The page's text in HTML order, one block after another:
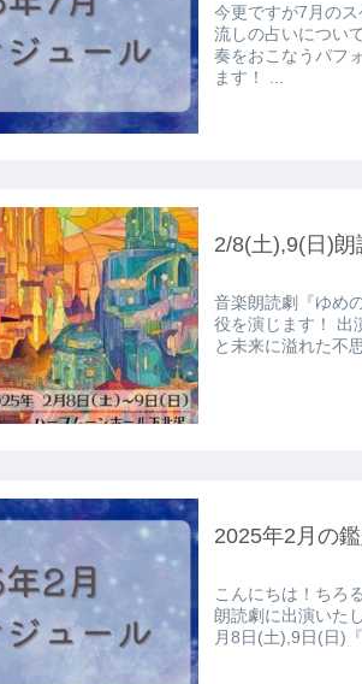
今更ですが7月のスケジュール更新
流しの占いについて 流しとは、居酒屋さんなどの飲食店を回り、歌や演
奏をおこなうパフォーマーのこと。
2/8(土),9(日)
音楽朗読劇『ゆめのくに』に出
役を演じます！ 出演作品について あらすじ 『ゆめのくに』 そこは幻想
と未来に溢れた不
2025年2月の
こんにちは！ちろるです！ 2月のスケジュール更新
朗読劇に出演いたします！ ぜひ見に来てねー！ 朗